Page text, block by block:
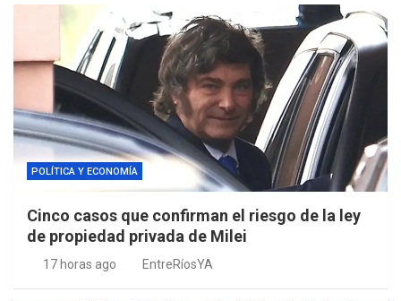
POLÍTICA Y ECONOMÍA
Cinco casos que confirman el riesgo de la ley
de propiedad privada de Milei
17 horas ago EntreRíosYA